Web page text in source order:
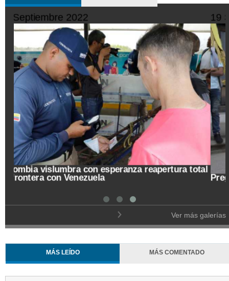
19 Septiembre 2022
Pregón de la Noche del Fuego en Salamina
Ver más galerías
MÁS LEÍDO MÁS COMENTADO